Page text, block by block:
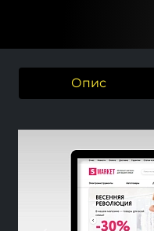
Опис